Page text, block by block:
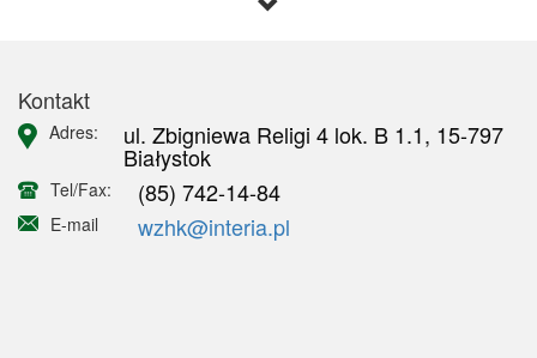
Kontakt
Adres: ul. Zbigniewa Religi 4 lok. B 1.1, 15-797
Białystok
Tel/Fax: (85) 742-14-84
E-mail wzhk@interia.pl